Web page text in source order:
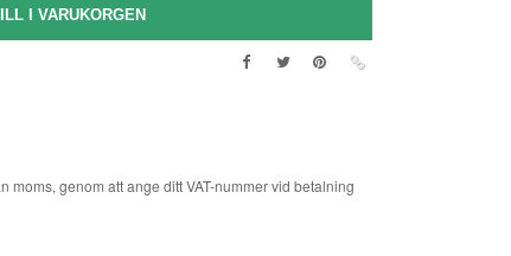
moms, genom att ange ditt VAT-nummer vid betalning